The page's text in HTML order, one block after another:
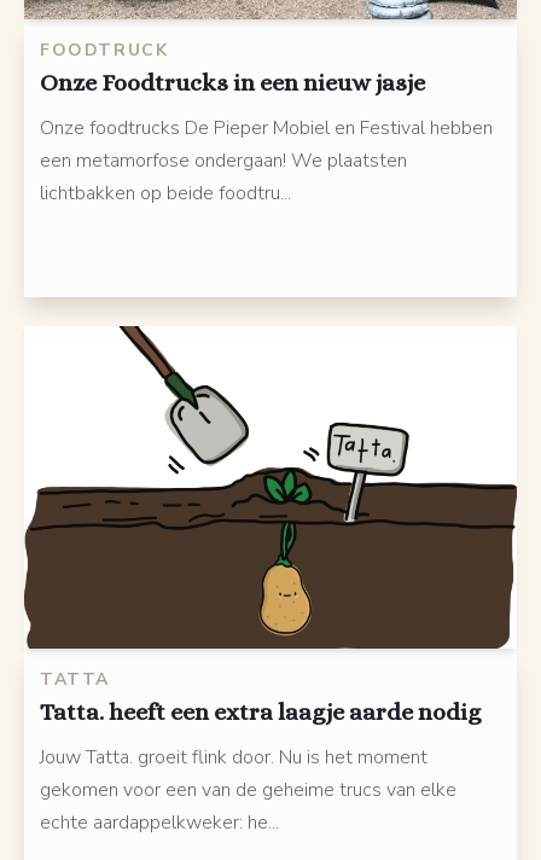
FOODTRUCK
Onze Foodtrucks in een nieuw jasje
Onze foodtrucks De Pieper Mobiel en Festival hebben
een metamorfose ondergaan! We plaatsten
lichtbakken op beide foodtru...
TATTA
Tatta. heeft een extra laagje aarde nodig
Jouw Tatta. groeit flink door. Nu is het moment
gekomen voor een van de geheime trucs van elke
echte aardappelkweker: he...